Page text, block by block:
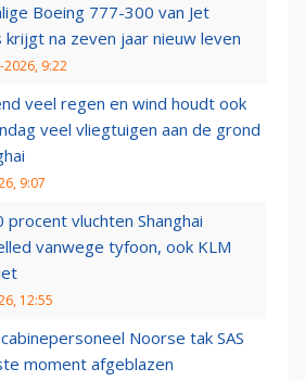
Boeing 777-300 van Jet
krijgt na zeven jaar nieuw leven
2026, 9:22
veel regen en wind houdt ook
veel vliegtuigen aan de grond
9:07
procent vluchten Shanghai
vanwege tyfoon, ook KLM
12:55
Noorse tak SAS
moment afgeblazen